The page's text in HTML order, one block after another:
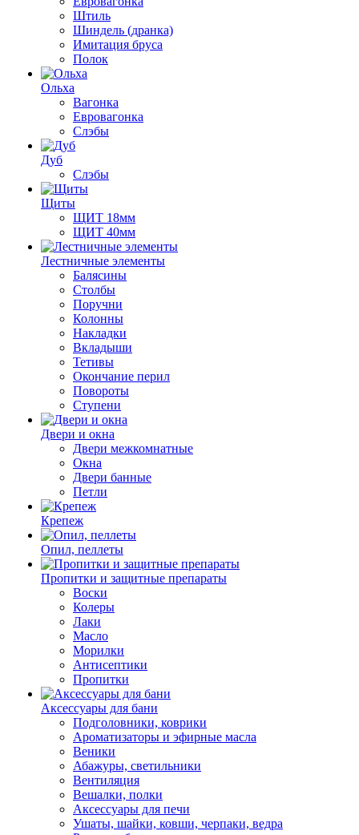
Штиль
Шиндель (дранка)
Имитация бруса
Полок
Ольха
Вагонка
Евровагонка
Слэбы
Дуб
Слэбы
Щиты
ЩИТ 18мм
ЩИТ 40мм
Лестничные элементы
Балясины
Столбы
Поручни
Колонны
Накладки
Вкладыши
Тетивы
Окончание перил
Повороты
Ступени
Двери и окна
Двери межкомнатные
Окна
Двери банные
Петли
Крепеж
Опил, пеллеты
Пропитки и защитные препараты
Воски
Колеры
Лаки
Масло
Морилки
Антисептики
Пропитки
Аксессуары для бани
Подголовники, коврики
Ароматизаторы и эфирные масла
Веники
Абажуры, светильники
Вентиляция
Вешалки, полки
Аксессуары для печи
Ушаты, шайки, ковши, черпаки, ведра